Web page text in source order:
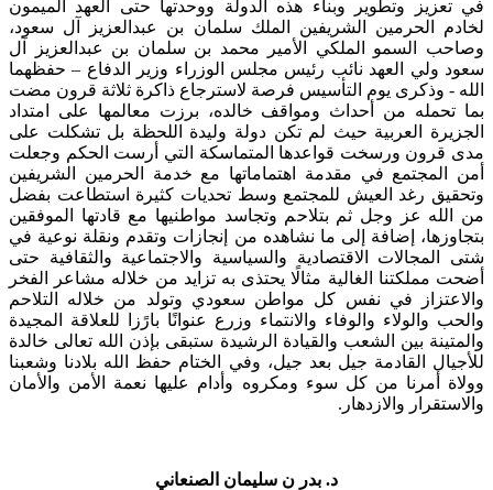
في تعزيز وتطوير وبناء هذه الدولة ووحدتها حتى العهد الميمون
لخادم الحرمين الشريفين الملك سلمان بن عبدالعزيز آل سعود،
وصاحب السمو الملكي الأمير محمد بن سلمان بن عبدالعزيز آل
سعود ولي العهد نائب رئيس مجلس الوزراء وزير الدفاع – حفظهما
الله - وذكرى يوم التأسيس فرصة لاسترجاع ذاكرة ثلاثة قرون مضت
بما تحمله من أحداث ومواقف خالده، برزت معالمها على امتداد
الجزيرة العربية حيث لم تكن دولة وليدة اللحظة بل تشكلت على
مدى قرون ورسخت قواعدها المتماسكة التي أرست الحكم وجعلت
أمن المجتمع في مقدمة اهتماماتها مع خدمة الحرمين الشريفين
وتحقيق رغد العيش للمجتمع وسط تحديات كثيرة استطاعت بفضل
من الله عز وجل ثم بتلاحم وتجاسد مواطنيها مع قادتها الموفقين
بتجاوزها، إضافة إلى ما نشاهده من إنجازات وتقدم ونقلة نوعية في
شتى المجالات الاقتصادية والسياسية والاجتماعية والثقافية حتى
أضحت مملكتنا الغالية مثالًا يحتذى به تزايد من خلاله مشاعر الفخر
والاعتزاز في نفس كل مواطن سعودي وتولد من خلاله التلاحم
والحب والولاء والوفاء والانتماء وزرع عنوانًا بارًزا للعلاقة المجيدة
والمتينة بين الشعب والقيادة الرشيدة ستبقى بإذن الله تعالى خالدة
للأجيال القادمة جيل بعد جيل، وفي الختام حفظ الله بلادنا وشعبنا
وولاة أمرنا من كل سوء ومكروه وأدام عليها نعمة الأمن والأمان
والاستقرار والازدهار.​
د. بدر ن سليمان الصنعاني